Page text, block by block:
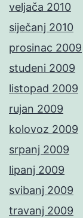
veljača 2010
siječanj 2010
prosinac 2009
studeni 2009
listopad 2009
rujan 2009
kolovoz 2009
srpanj 2009
lipanj 2009
svibanj 2009
travanj 2009